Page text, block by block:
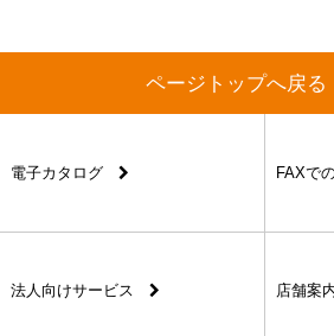
ページトップへ戻る
電子カタログ FAXで
法人向けサービス 店舗案